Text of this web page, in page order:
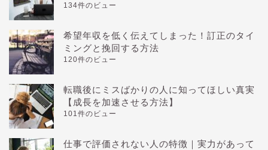
134件のビュー
希望年収を低く伝えてしまった！訂正のタイ
ミングと挽回する方法
120件のビュー
転職後にミスばかりの人に知ってほしい真実
【成長を加速させる方法】
101件のビュー
仕事で評価されない人の特徴｜実力があって